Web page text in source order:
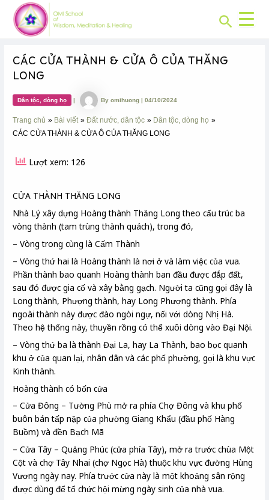
content
Search
CÁC CỬA THÀNH & CỬA Ô CỦA THĂNG
LONG
Dân tộc, dòng họ | Byomihuong|04/10/2024
Trang chủ Bài viết Đất nước, dân tộc
Dân tộc, dòng họ
CÁC CỬA THÀNH & CỬA Ô CỦA THĂNG LONG
Lượt xem: 126
CỬA THÀNH THĂNG LONG
Nhà Lý xây dựng Hoàng thành Thăng Long theo cấu trúc ba
vòng thành (tam trùng thành quách), trong đó,
– Vòng trong cùng là Cấm Thành
– Vòng thứ hai là Hoàng thành là nơi ở và làm việc của vua.
Phần thành bao quanh Hoàng thành ban đầu được đắp đất,
sau đó được gia cố và xây bằng gạch. Người ta cũng gọi đây là
Long thành, Phượng thành, hay Long Phượng thành. Phía
ngoài thành này được đào ngòi ngự, nối với dòng Nhị Hà.
Theo hệ thống này, thuyền rồng có thể xuôi dòng vào Đại Nội.
– Vòng thứ ba là thành Đại La, hay La Thành, bao bọc quanh
khu ở của quan lại, nhân dân và các phố phường, gọi là khu vực
Kinh thành.
Hoàng thành có bốn cửa
– Cửa Đông – Tường Phù mở ra phía Chợ Đông và khu phố
buôn bán tấp nập của phường Giang Khẩu (đầu phố Hàng
Buồm) và đền Bạch Mã
– Cửa Tây – Quảng Phúc (cửa phía Tây), mở ra trước chùa Một
Cột và chợ Tây Nhai (chợ Ngọc Hà) thuộc khu vực đường Hùng
Vương ngày nay. Phía trước cửa này là một khoảng sân rộng
được dùng để tổ chức hội mừng ngày sinh của nhà vua.
Post
navigation
CHUYÊN
MỤC: